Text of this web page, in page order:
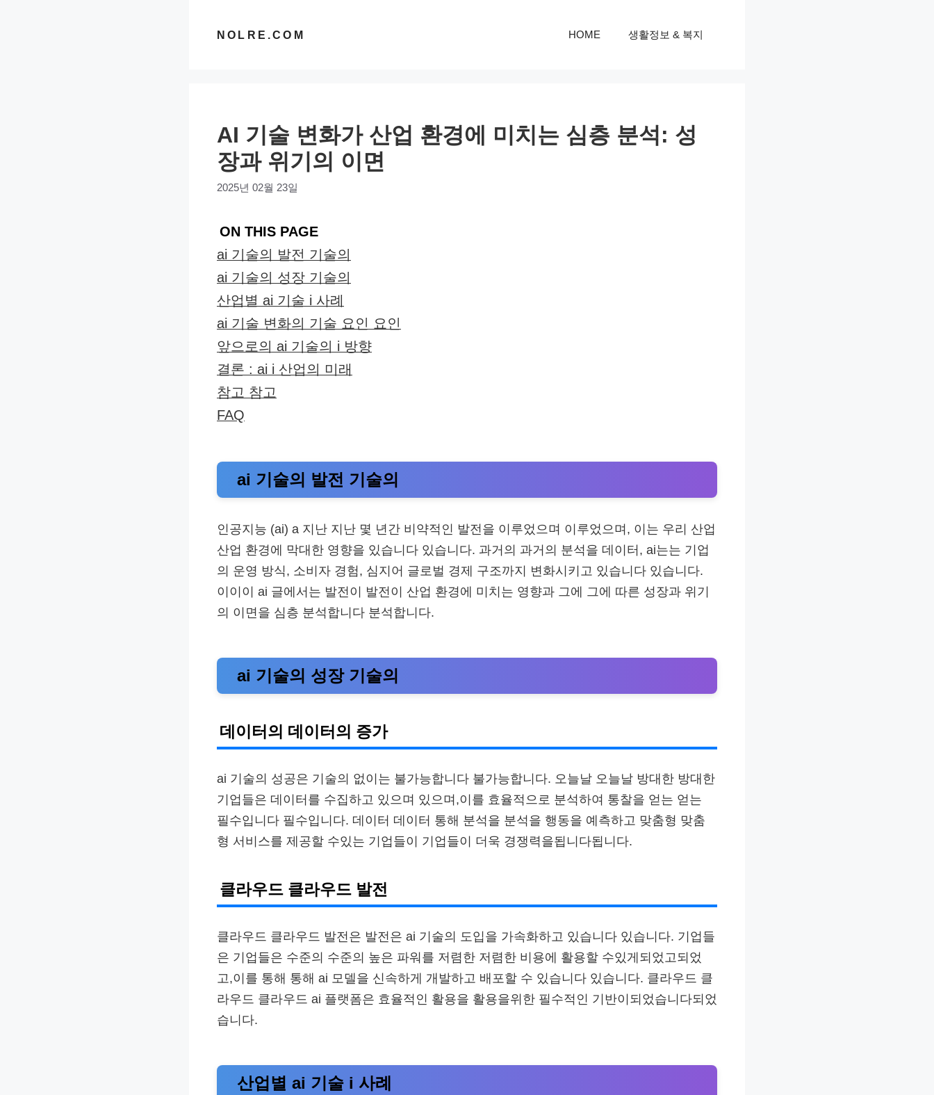
NOLRE.COM HOME 생활정보 & 복지
AI 기술 변화가 산업 환경에 미치는 심층 분석: 성
장과 위기의 이면
2025년 02월 23일
ON THIS PAGE
ai 기술의 발전 기술의
ai 기술의 성장 기술의
산업별 ai 기술 i 사례
ai 기술 변화의 기술 요인 요인
앞으로의 ai 기술의 i 방향
결론 : ai i 산업의 미래
참고 참고
FAQ
ai 기술의 발전 기술의
인공지능 (ai) a 지난 지난 몇 년간 비약적인 발전을 이루었으며 이루었으며, 이는 우리 산업
산업 환경에 막대한 영향을 있습니다 있습니다. 과거의 과거의 분석을 데이터, ai는는 기업
의 운영 방식, 소비자 경험, 심지어 글로벌 경제 구조까지 변화시키고 있습니다 있습니다.
이이이 ai 글에서는 발전이 발전이 산업 환경에 미치는 영향과 그에 그에 따른 성장과 위기
의 이면을 심층 분석합니다 분석합니다.
ai 기술의 성장 기술의
데이터의 데이터의 증가
ai 기술의 성공은 기술의 없이는 불가능합니다 불가능합니다. 오늘날 오늘날 방대한 방대한
기업들은 데이터를 수집하고 있으며 있으며,이를 효율적으로 분석하여 통찰을 얻는 얻는
필수입니다 필수입니다. 데이터 데이터 통해 분석을 분석을 행동을 예측하고 맞춤형 맞춤
형 서비스를 제공할 수있는 기업들이 기업들이 더욱 경쟁력을됩니다됩니다.
클라우드 클라우드 발전
클라우드 클라우드 발전은 발전은 ai 기술의 도입을 가속화하고 있습니다 있습니다. 기업들
은 기업들은 수준의 수준의 높은 파워를 저렴한 저렴한 비용에 활용할 수있게되었고되었
고,이를 통해 통해 ai 모델을 신속하게 개발하고 배포할 수 있습니다 있습니다. 클라우드 클
라우드 클라우드 ai 플랫폼은 효율적인 활용을 활용을위한 필수적인 기반이되었습니다되었
습니다.
산업별 ai 기술 i 사례